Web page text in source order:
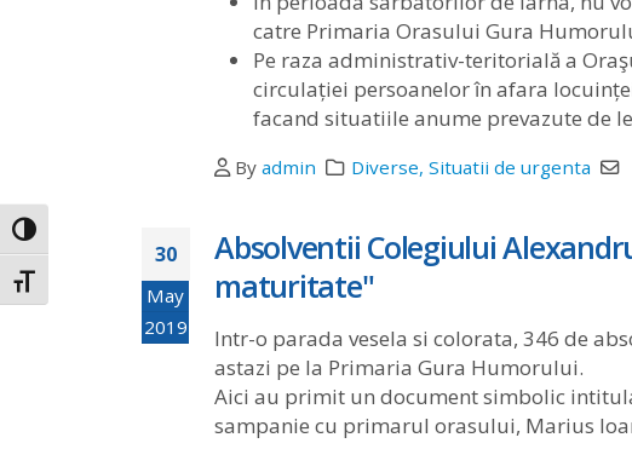
Toggle High Contrast
Toggle Font size
catre Primaria Orasului Gura
Pe raza administrativ-teritorială a
circulației persoanelor în afara
facand situatiile anume prevazute de
By admin Diverse, Situatii de urgenta
30
May
2019
Absolventii Colegiului
maturitate"
Intr-o parada vesela si colorata, 346 de
astazi pe la Primaria Gura Humorului.
Aici au primit un document simbolic
sampanie cu primarul orasului, Marius